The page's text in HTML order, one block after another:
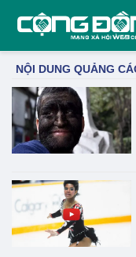
07/LOGO-